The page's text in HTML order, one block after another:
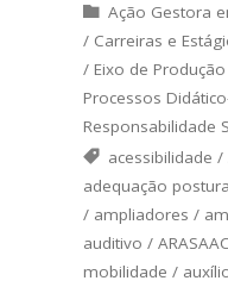
Ação Gestora
/ Carreiras e
/ Eixo de
Processos
Responsabilidade
acessibilidade /
adequação
/ ampliadores /
auditivo / ARASAAC
mobilidade /